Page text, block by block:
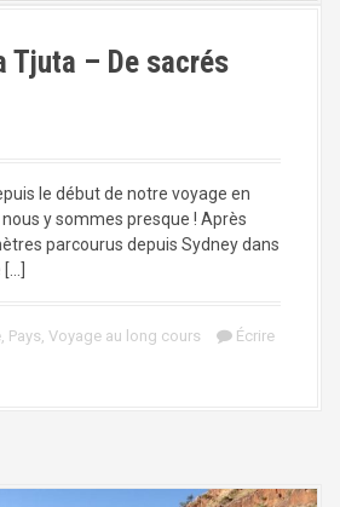
Tjuta – De sacrés
le début de notre voyage en
y sommes presque ! Après
parcourus depuis Sydney dans
Pays Voyage au long cours
Écrire